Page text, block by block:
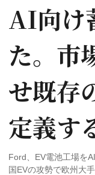
AI向け
た。市
せ既存
定義す
Ford、EV電池工場を
国EVの攻勢で欧州大